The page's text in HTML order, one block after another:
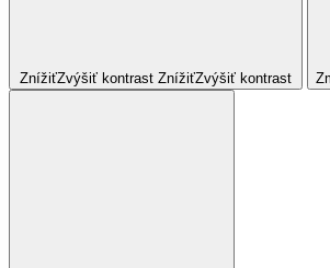
ZnížiťZvýšiť kontrast ZnížiťZvýšiť kontrast